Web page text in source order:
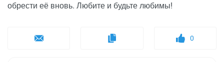
обрести её вновь. Любите и будьте любимы!
0